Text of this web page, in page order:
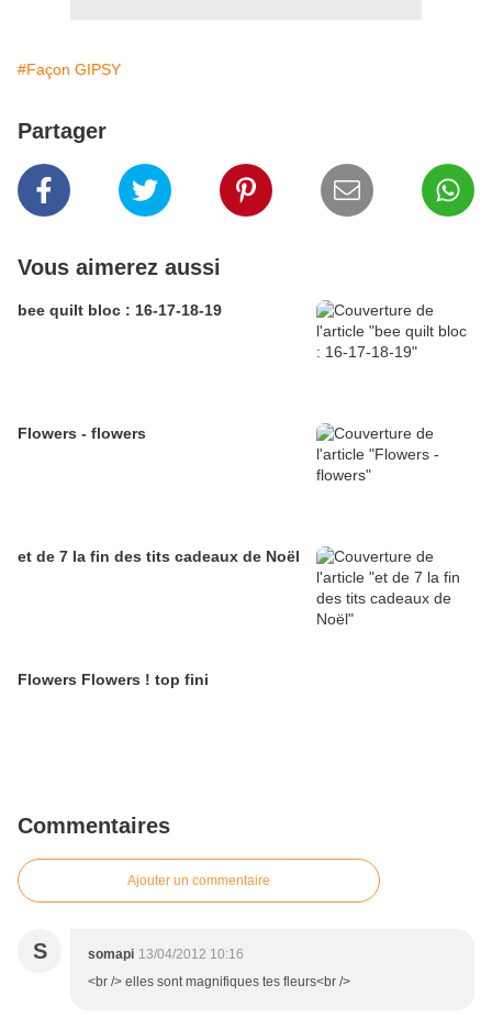
#Façon GIPSY
Partager
Vous aimerez aussi
bee quilt bloc : 16-17-18-19
Flowers - flowers
et de 7 la fin des tits cadeaux de Noël
Flowers Flowers ! top fini
Commentaires
Ajouter un commentaire
S somapi 13/04/2012 10:16
<br /> elles sont magnifiques tes fleurs<br />